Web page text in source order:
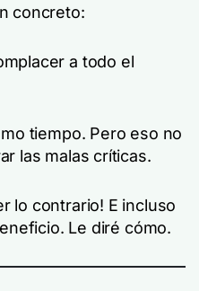
concreto:
a todo el
tiempo. Pero eso no
las malas críticas.
lo contrario! E incluso
Le diré cómo.